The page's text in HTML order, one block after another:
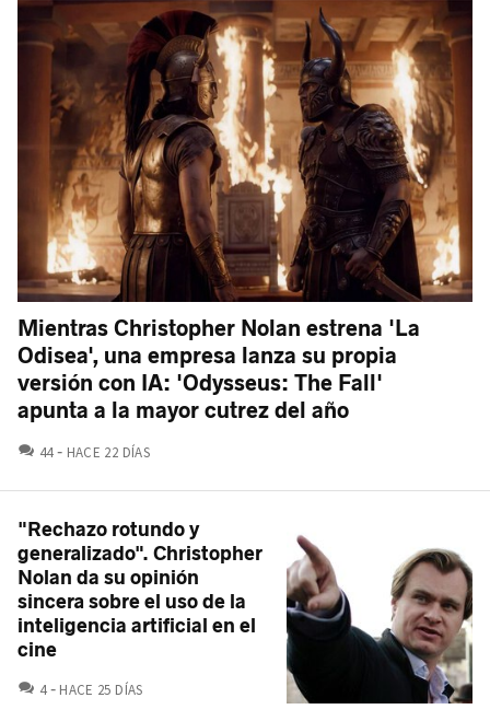
Mientras Christopher Nolan estrena 'La
Odisea', una empresa lanza su propia
versión con IA: 'Odysseus: The Fall'
apunta a la mayor cutrez del año
44 COMENTARIOS
HACE 22 DÍAS
"Rechazo rotundo y
generalizado". Christopher
Nolan da su opinión
sincera sobre el uso de la
inteligencia artificial en el
cine
4 COMENTARIOS
HACE 25 DÍAS